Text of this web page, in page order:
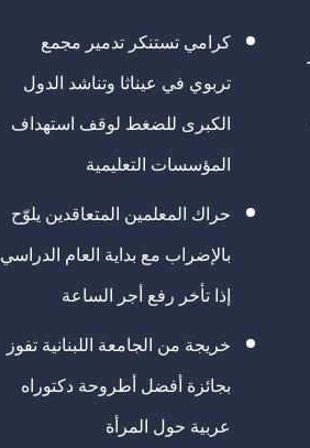
كرامي تستنكر تدمير مجمع
تربوي في عيناثا وتناشد الدول
الكبرى للضغط لوقف استهداف
المؤسسات التعليمية
حراك المعلمين المتعاقدين يلوّح
بالإضراب مع بداية العام الدراسي
إذا تأخر رفع أجر الساعة
خريجة من الجامعة اللبنانية تفوز
بجائزة أفضل أطروحة دكتوراه
عربية حول المرأة